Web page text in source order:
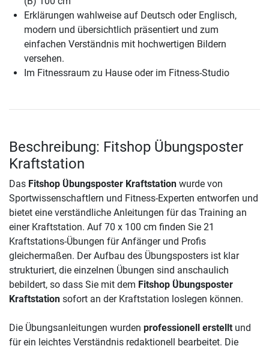
Erklärungen wahlweise auf Deutsch oder Englisch,
modern und übersichtlich präsentiert und zum
einfachen Verständnis mit hochwertigen Bildern
versehen.
Im Fitnessraum zu Hause oder im Fitness-Studio
Beschreibung: Fitshop Übungsposter
Kraftstation
Das Fitshop Übungsposter Kraftstation wurde von
Sportwissenschaftlern und Fitness-Experten entworfen und
bietet eine verständliche Anleitungen für das Training an
einer Kraftstation. Auf 70 x 100 cm finden Sie 21
Kraftstations-Übungen für Anfänger und Profis
gleichermaßen. Der Aufbau des Übungsposters ist klar
strukturiert, die einzelnen Übungen sind anschaulich
bebildert, so dass Sie mit dem Fitshop Übungsposter
Kraftstation sofort an der Kraftstation loslegen können.
Die Übungsanleitungen wurden professionell erstellt und
für ein leichtes Verständnis redaktionell bearbeitet. Die